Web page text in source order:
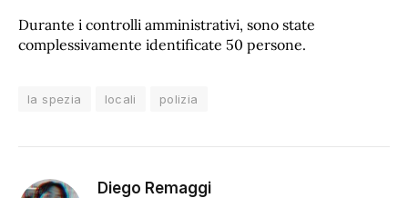
Durante i controlli amministrativi, sono state
complessivamente identificate 50 persone.
la spezia locali polizia
Diego Remaggi